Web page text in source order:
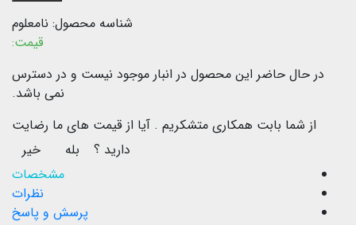
شناسه محصول: نامعلوم
قیمت:
در حال حاضر این محصول در انبار موجود نیست و در دسترس
نمی باشد.
از شما بابت همکاری متشکریم . آیا از قیمت های ما رضایت
دارید ؟
بله
خیر
مشخصات
نظرات
پرسش و پاسخ